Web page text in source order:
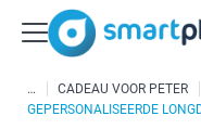
CADEAU VOOR PETER
GEPERSONALISEERDE